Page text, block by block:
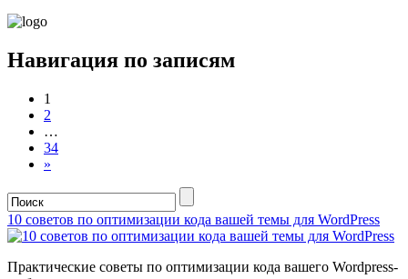
Навигация по записям
1
2
…
34
»
10 советов по оптимизации кода вашей темы для WordPress
Практические советы по оптимизации кода вашего Wordpress-